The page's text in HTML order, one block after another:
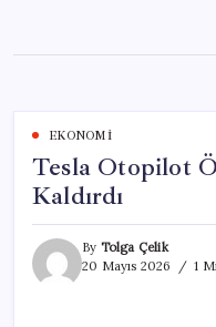
content
EKONOMI
Tesla Otopilot
Kaldırdı
By Tolga Çelik
20 Mayıs 2026
1